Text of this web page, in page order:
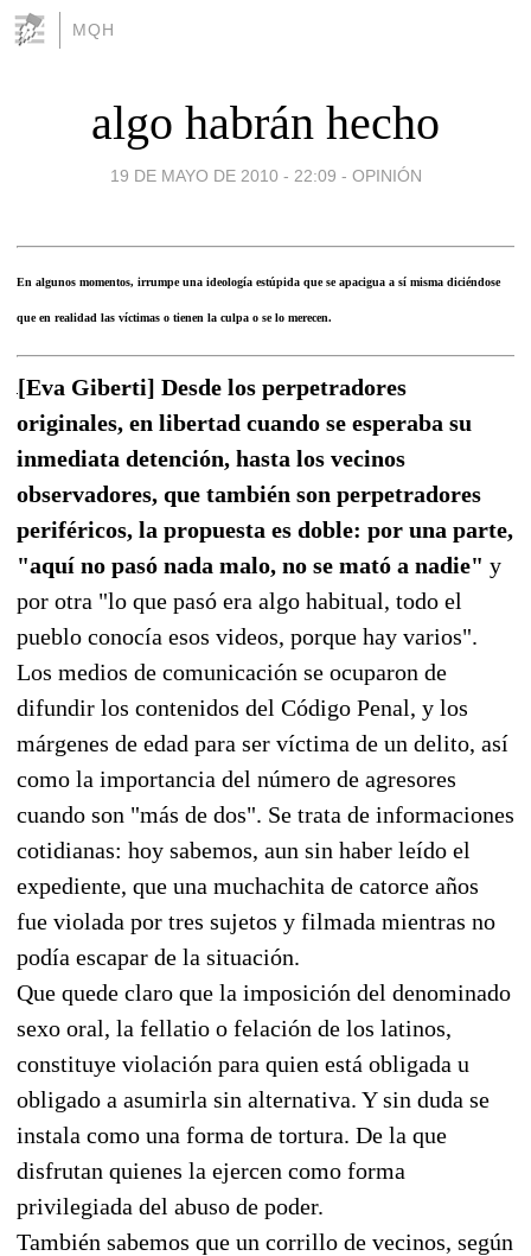
MQH
algo habrán hecho
19 DE MAYO DE 2010 - 22:09 - OPINIÓN
En algunos momentos, irrumpe una ideología estúpida que se apacigua a sí misma diciéndose
que en realidad las víctimas o tienen la culpa o se lo merecen.
[Eva Giberti] Desde los perpetradores
originales, en libertad cuando se esperaba su
inmediata detención, hasta los vecinos
observadores, que también son perpetradores
periféricos, la propuesta es doble: por una parte,
"aquí no pasó nada malo, no se mató a nadie" y
por otra "lo que pasó era algo habitual, todo el
pueblo conocía esos videos, porque hay varios".
Los medios de comunicación se ocuparon de
difundir los contenidos del Código Penal, y los
márgenes de edad para ser víctima de un delito, así
como la importancia del número de agresores
cuando son "más de dos". Se trata de informaciones
cotidianas: hoy sabemos, aun sin haber leído el
expediente, que una muchachita de catorce años
fue violada por tres sujetos y filmada mientras no
podía escapar de la situación.
Que quede claro que la imposición del denominado
sexo oral, la fellatio o felación de los latinos,
constituye violación para quien está obligada u
obligado a asumirla sin alternativa. Y sin duda se
instala como una forma de tortura. De la que
disfrutan quienes la ejercen como forma
privilegiada del abuso de poder.
También sabemos que un corrillo de vecinos, según